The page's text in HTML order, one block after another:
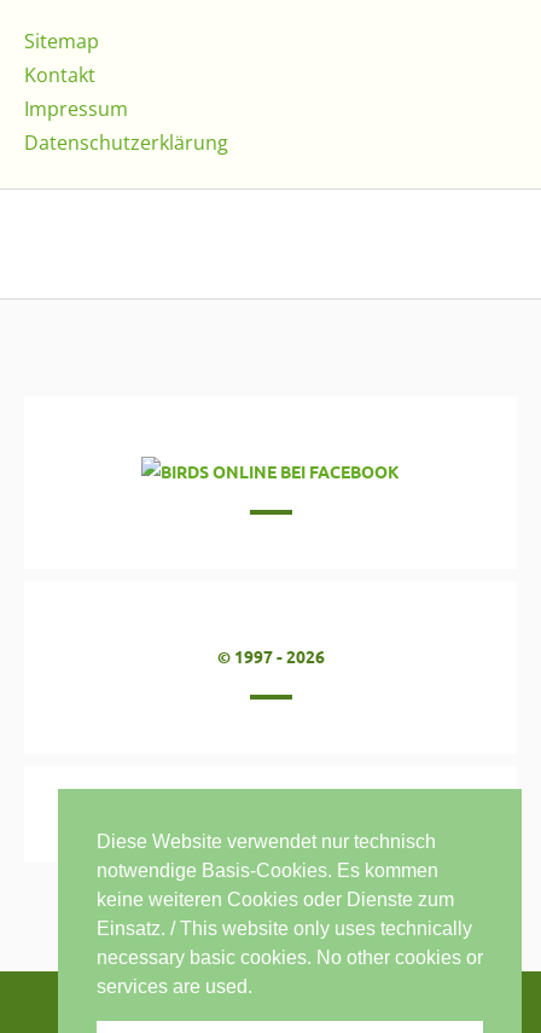
Sitemap
Kontakt
Impressum
Datenschutzerklärung
© 1997 - 2026
Diese Website verwendet nur technisch
notwendige Basis-Cookies. Es kommen
keine weiteren Cookies oder Dienste zum
Einsatz. / This website only uses technically
necessary basic cookies. No other cookies or
services are used.